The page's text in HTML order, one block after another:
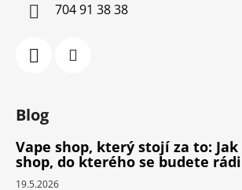
704 91 38 38
Blog
Vape shop, který stojí za to:
shop, do kterého se budete
19.5.2026